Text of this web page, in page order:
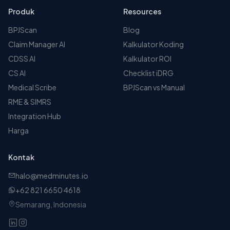
Produk
BPJScan
Claim Manager AI
CDSS AI
CS AI
Medical Scribe
RME & SIMRS
Integration Hub
Harga
Resources
Blog
Kalkulator Koding
Kalkulator ROI
Checklist iDRG
BPJScan vs Manual
Kontak
halo@medminutes.io
+62 821 6650 4618
Semarang, Indonesia